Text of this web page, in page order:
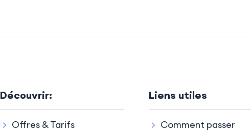
Découvrir:
Offres & Tarifs
Liens utiles
Comment passer